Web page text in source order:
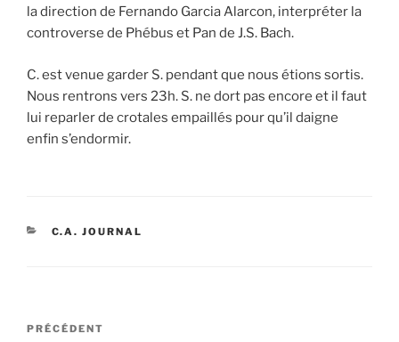
la direction de Fernando Garcia Alarcon, interpréter la
controverse de Phébus et Pan de J.S. Bach.
C. est venue garder S. pendant que nous étions sortis.
Nous rentrons vers 23h. S. ne dort pas encore et il faut
lui reparler de crotales empaillés pour qu’il daigne
enfin s’endormir.
CATÉGORIES
C.A. JOURNAL
Navigation
Article
PRÉCÉDENT